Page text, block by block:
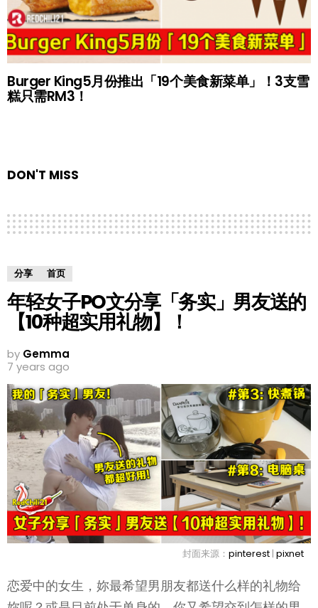
Burger King5月份推出「19个美食新菜单」！3支雪
糕只需RM3！
DON'T MISS
分享 首页
年轻女子PO文分享「务实」男友送的
【10种超实用礼物】！
by Gemma
7 years ago
封面来源： pinterest | pixnet
恋爱中的女生，妳最希望男朋友都送什么样的礼物给